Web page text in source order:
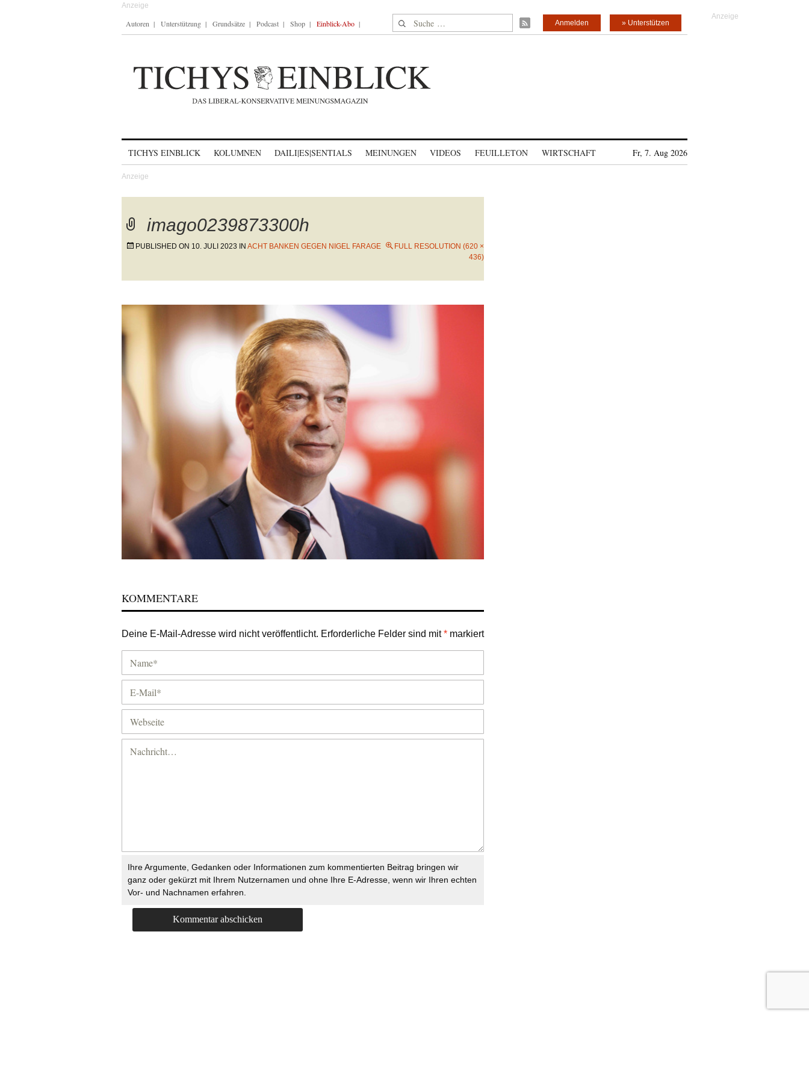
Autoren Unterstützung Grundsätze Podcast Shop Einblick-Abo Suche nach: » Unterstützen
Anmelden
TICHYS EINBLICK KOLUMNEN DAILI|ES|SENTIALS MEINUNGEN VIDEOS FEUILLETON WIRTSCHAFT Fr, 7. Aug 2026
imago0239873300h
PUBLISHED ON 10. JULI 2023 IN ACHT BANKEN GEGEN NIGEL FARAGE
FULL RESOLUTION (620 ×
436)
KOMMENTARE
Deine E-Mail-Adresse wird nicht veröffentlicht. Erforderliche Felder sind mit* markiert
Ihre Argumente, Gedanken oder Informationen zum kommentierten Beitrag bringen wir
ganz oder gekürzt mit Ihrem Nutzernamen und ohne Ihre E-Adresse, wenn wir Ihren echten
Vor- und Nachnamen erfahren.